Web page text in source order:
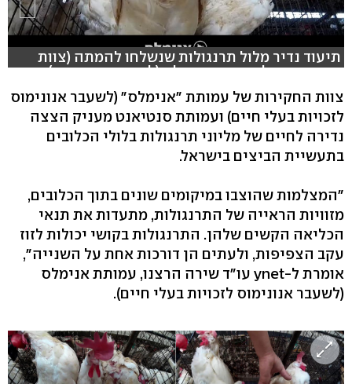
תיעוד נדיר מלול תרנגולות שנשלחו להמתה (צוות
החקירות של עמותת אנימלס (לשעבר אנונימוס)
צוות החקירות של עמותת "אנימלס" (לשעבר אנונימוס
לזכויות בעלי חיים) ועמותת סנטיאנט מעניק הצצה
נדירה לחיים של מליוני תרנגולות בלולי הכלובים
בתעשיית הביצים בישראל.
"המצלמות שהוצבו במיקומים שונים בתוך הכלובים,
מזוויות הראייה של התרנגולות, מתעדות את תנאי
הכליאה הקשים שלהן. התרנגולות בקושי יכולות לזוז
עקב הצפיפות, ולעתים הן דורכות אחת על השנייה",
אומרת ל-ynet עו"ד שירה הרצנו, עמותת אנימלס
(לשעבר אנונימוס לזכויות בעלי חיים).